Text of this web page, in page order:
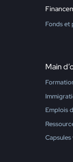
Fonds et
Main
Emplois